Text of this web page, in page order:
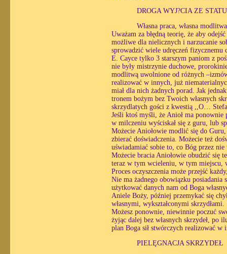
DROGA WYJ?CIA ZE
Własna praca, własna
Uważam za błędną teorię, że aby
możliwe dla nielicznych i narzucanie
sprowadzić wiele udręczeń fizycznemu
E. Cayce tylko 3 starszym paniom z
nie były mistrzynie duchowe,
modlitwą uwolnione od różnych
realizować w innych, już
miał dla nich żadnych porad. Jak
tronem bożym bez Twoich własnych
skrzydlatych gości z kwestią ,,O…
Jeśli ktoś myśli, że Anioł ma
w milczeniu wyściskał się z guru, lub
Możecie Aniołowie modlić się do
zbierać doświadczenia. Możecie też
uświadamiać sobie to, co Bóg przez nie
Możecie bracia Aniołowie obudzić się
teraz w tym wcieleniu, w tym miejscu,
Proces oczyszczenia może przejść
Nie ma żadnego obowiązku
użytkować danych nam od Boga
Aniele Boży, później przemykać się
własnymi, wykształconymi skrzydłami.
Możesz ponownie, niewinnie poczuć
żyjąc dalej bez własnych skrzydeł, po
plan Boga sił stwórczych realizować
PIELĘGNACJA SKRZYDEŁ